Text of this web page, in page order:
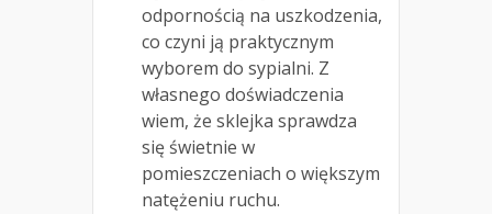
odpornością na uszkodzenia,
co czyni ją praktycznym
wyborem do sypialni. Z
własnego doświadczenia
wiem, że sklejka sprawdza
się świetnie w
pomieszczeniach o większym
natężeniu ruchu.